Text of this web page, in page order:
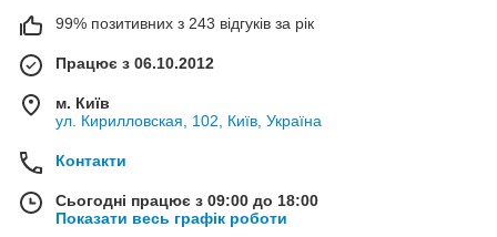
99% позитивних з 243 відгуків за рік
Працює з 06.10.2012
м. Київ
ул. Кирилловская, 102, Київ, Україна
Контакти
Сьогодні працює з 09:00 до 18:00
Показати весь графік роботи